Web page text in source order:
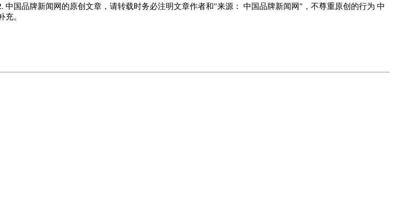
国品牌新闻网的原创文章，请转载时务必注明文章作者和"来源： 中国品牌新闻网"，不尊重原创的行为 中
。